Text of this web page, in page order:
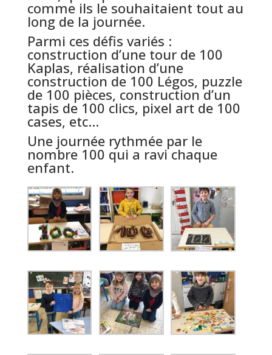
comme ils le souhaitaient tout au
long de la journée.
Parmi ces défis variés :
construction d’une tour de 100
Kaplas, réalisation d’une
construction de 100 Légos, puzzle
de 100 pièces, construction d’un
tapis de 100 clics, pixel art de 100
cases, etc…
Une journée rythmée par le
nombre 100 qui a ravi chaque
enfant.